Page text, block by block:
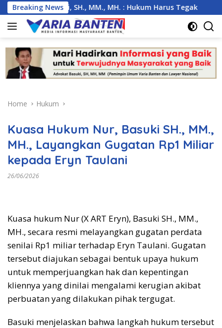
Skip
to
content
Breaking News
Basuki, SH., MM., MH. : Hukum Harus Tegak
Home Hukum
Kuasa Hukum Nur, Basuki SH., MM.,
MH., Layangkan Gugatan Rp1 Miliar
kepada Eryn Taulani
26/06/2026
Kuasa hukum Nur (X ART Eryn), Basuki SH., MM.,
MH., secara resmi melayangkan gugatan perdata
senilai Rp1 miliar terhadap Eryn Taulani. Gugatan
tersebut diajukan sebagai bentuk upaya hukum
untuk memperjuangkan hak dan kepentingan
kliennya yang dinilai mengalami kerugian akibat
perbuatan yang dilakukan pihak tergugat.
Basuki menjelaskan bahwa langkah hukum tersebut